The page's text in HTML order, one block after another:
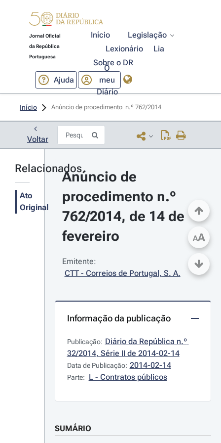
Jornal Oficial
da República
Portuguesa
Início
Legislação
Lexionário
Lia
Sobre o DR
Ajuda
O
meu
Diário
Início Anúncio de procedimento  n.º 762/2014
Voltar
Relacionados
Ato
Original
Anúncio de
procedimento n.º
762/2014, de 14 de
fevereiro
Emitente:
CTT - Correios de Portugal, S. A.
Informação da publicação
Publicação: Diário da República n.º
32/2014, Série II de 2014-02-14
Data de Publicação: 2014-02-14
Parte: L - Contratos públicos
SUMÁRIO
AA